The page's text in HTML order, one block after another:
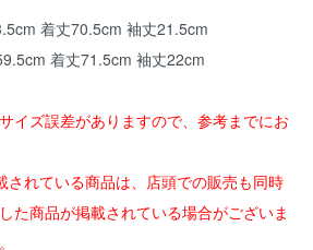
着丈70.5cm 袖丈21.5cm
着丈71.5cm 袖丈22cm
イズ誤差がありますので、参考までにお
されている商品は、店頭での販売も同時
た商品が掲載されている場合がございま